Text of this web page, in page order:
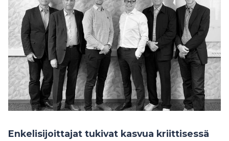
Enkelisijoittajat tukivat kasvua kriittisessä